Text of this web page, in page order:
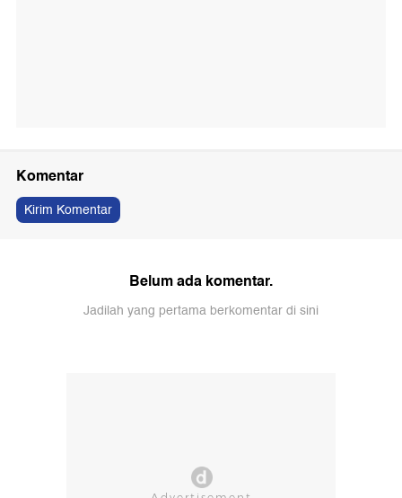
Komentar
Kirim Komentar
Belum ada komentar.
Jadilah yang pertama berkomentar di sini